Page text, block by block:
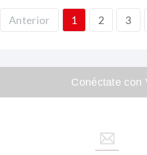
Anterior 1 2 3
Conéctate con